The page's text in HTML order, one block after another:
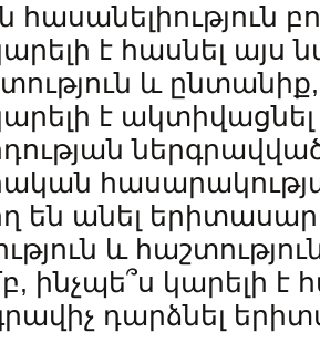
հասանելիություն
է հասնել
և ընտանիք,
է ակտիվացնել
են անել
և
ինչպե՞ս կարելի
դարձնել